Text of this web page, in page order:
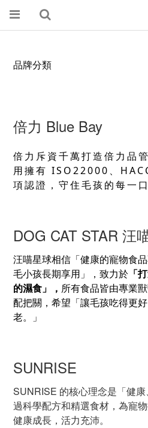
品牌分類
倍力 Blue Bay
倍力斥資千萬打造倍力品
用擁有 ISO22000、
項認證，守住毛孩的每一口
DOG CAT STAR 汪
汪喵星球相信 「健康的寵物食
毛小孩長期享用」， 致力於 「
的濕食」
， 所有食品皆由專業
配把關，希望「讓毛孩吃得更
老。」
SUNRISE
SUNRISE 的核心理念是「健
過科學配方和精選食材，為寵
健康成長，活力充沛。